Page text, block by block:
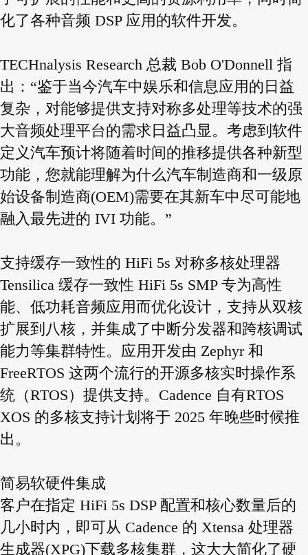
化了各种音频 DSP 应用的软件开发。
TECHnalysis Research 总裁 Bob O'Donnell 指
出：“鉴于当今汽车中娱乐和信息应用的日益
复杂，对能够提供支持对称多处理等技术的强
大音频处理平台的需求日益凸显。考虑到软件
定义汽车预计将随着时间的推移提供各种新型
功能，您就能理解为什么汽车制造商和一级原
始设备制造商(OEM)需要在其新车中尽可能地
融入最先进的 IVI 功能。”
支持缓存一致性的 HiFi 5s 对称多核处理器
Tensilica 缓存一致性 HiFi 5s SMP 专为高性
能、低功耗音频应用而优化设计，支持从双核
扩展到八核，并集成了中断分发器和跨核调试
能力等集群特性。应用开发由 Zephyr 和
FreeRTOS 这两个流行的开源多核实时操作系
统（RTOS）提供支持。Cadence 自有RTOS
XOS 的多核支持计划将于 2025 年晚些时候推
出。
简易软硬件集成
客户在指定 HiFi 5s DSP 配置和核心数量后的
几小时内，即可从 Cadence 的 Xtensa 处理器
生成器(XPG)下载多核集群，这大大简化了硬